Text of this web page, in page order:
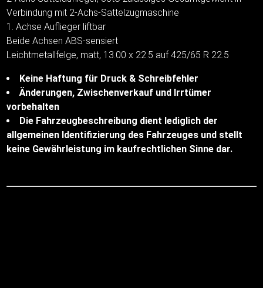
Verbindung mit 2-Achs-Sattelzugmaschine
1. Achse Auflieger liftbar
Beide Achsen ABS-sensiert
Leichtmetallfelge, matt, 13.00 x 22.5 auf 425/65 R 22.5
Keine Haftung für Druck & Schreibfehler
Änderungen, Zwischenverkauf und Irrtümer
vorbehalten
Die Fahrzeugbeschreibung dient lediglich der
allgemeinen Identifizierung des Fahrzeuges und stellt
keine Gewährleistung im kaufrechtlichen Sinne dar.